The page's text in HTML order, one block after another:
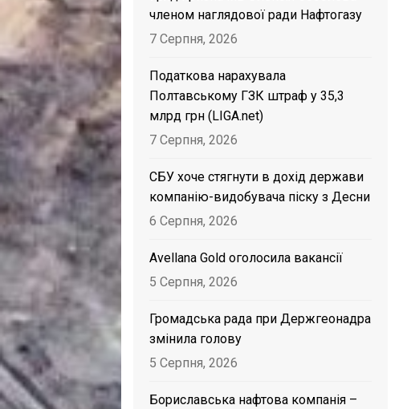
членом наглядової ради Нафтогазу
7 Серпня, 2026
Податкова нарахувала
Полтавському ГЗК штраф у 35,3
млрд грн (LIGA.net)
7 Серпня, 2026
СБУ хоче стягнути в дохід держави
компанію-видобувача піску з Десни
6 Серпня, 2026
Avellana Gold оголосила вакансії
5 Серпня, 2026
Громадська рада при Держгеонадра
змінила голову
5 Серпня, 2026
Бориславська нафтова компанія –